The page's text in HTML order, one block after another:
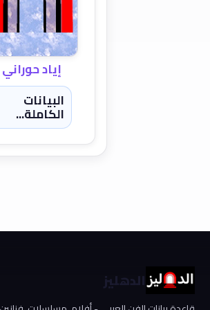
إياد حوراني
البيانات
الكاملة...
الدهليز